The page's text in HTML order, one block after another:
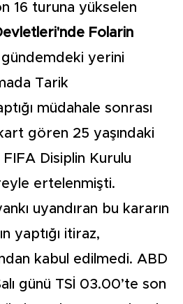
16 turuna yükselen
Folarin
gündemdeki yerini
Tarik
müdahale sonrası
gören 25 yaşındaki
FIFA Disiplin Kurulu
ertelenmişti.
uyandıran bu kararın
yaptığı itiraz,
kabul edilmedi. ABD
günü TSİ 03.00’te son